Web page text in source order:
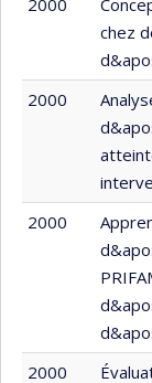
chez
2000
2000
2000